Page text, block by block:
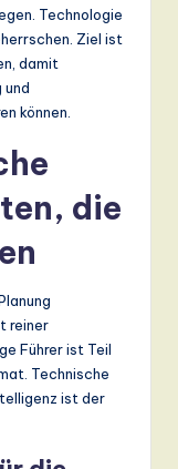
Technologie
Ziel ist
damit
und
können.
die
reiner
Führer ist Teil
Technische
ist der